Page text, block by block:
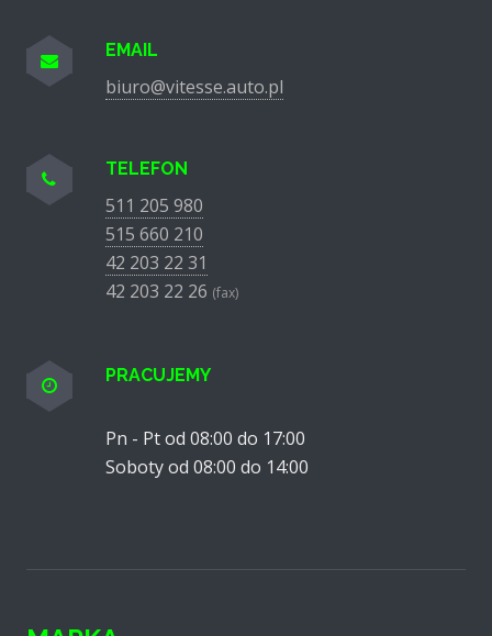
EMAIL
biuro@vitesse.auto.pl
TELEFON
511 205 980
515 660 210
42 203 22 31
42 203 22 26 (fax)
PRACUJEMY
Pn - Pt od 08:00 do 17:00
Soboty od 08:00 do 14:00